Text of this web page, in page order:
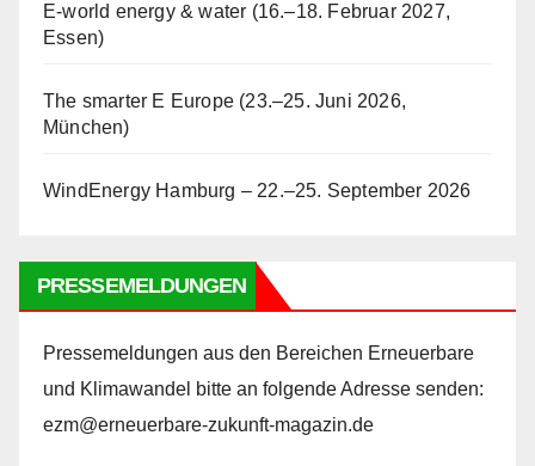
E-world energy & water (16.–18. Februar 2027,
Essen)
The smarter E Europe (23.–25. Juni 2026,
München)
WindEnergy Hamburg – 22.–25. September 2026
PRESSEMELDUNGEN
Pressemeldungen aus den Bereichen Erneuerbare
und Klimawandel bitte an folgende Adresse senden:
ezm@erneuerbare-zukunft-magazin.de